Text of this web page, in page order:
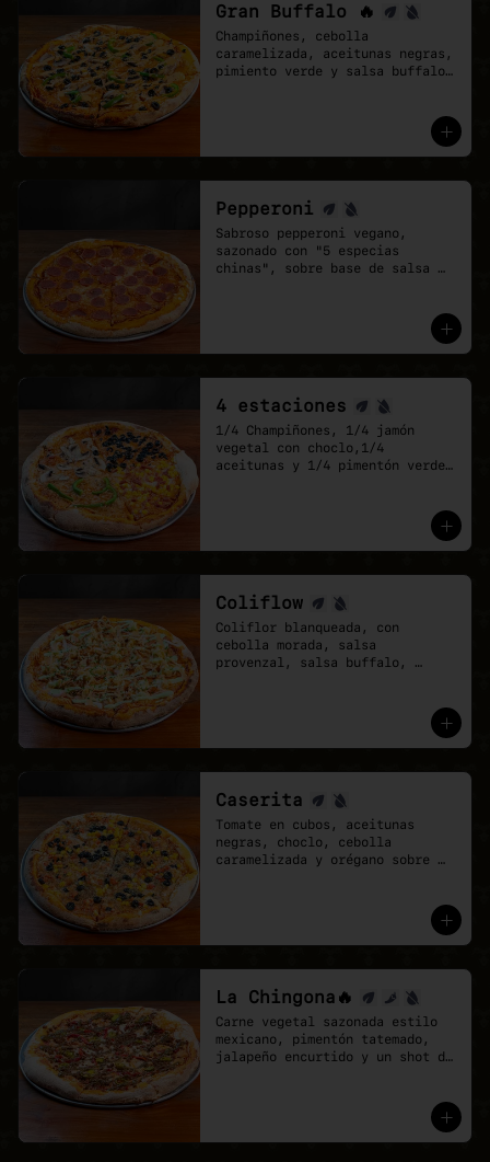
Gran Buffalo 🔥
Champiñones, cebolla
caramelizada, aceitunas negras,
pimiento verde y salsa buffalo
Pepperoni
Sabroso pepperoni vegano,
sazonado con "5 especias
chinas", sobre base de salsa
4 estaciones
1/4 Champiñones, 1/4 jamón
vegetal con choclo,1/4
aceitunas y 1/4 pimentón verde
elegir, elige una que lo tenga
Coliflow
Coliflor blanqueada, con
cebolla morada, salsa
provenzal, salsa buffalo,
Caserita
Tomate en cubos, aceitunas
negras, choclo, cebolla
caramelizada y orégano sobre
La Chingona🔥
Carne vegetal sazonada estilo
mexicano, pimentón tatemado,
jalapeño encurtido y un shot de